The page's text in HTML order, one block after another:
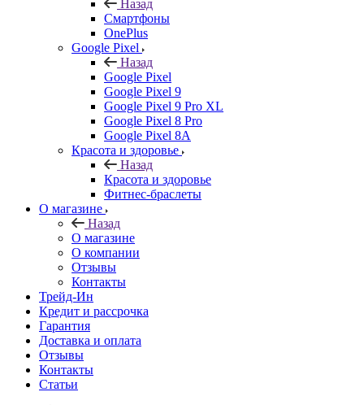
Назад
Смартфоны
OnePlus
Google Pixel
Назад
Google Pixel
Google Pixel 9
Google Pixel 9 Pro XL
Google Pixel 8 Pro
Google Pixel 8A
Красота и здоровье
Назад
Красота и здоровье
Фитнес-браслеты
О магазине
Назад
О магазине
О компании
Отзывы
Контакты
Трейд-Ин
Кредит и рассрочка
Гарантия
Доставка и оплата
Отзывы
Контакты
Статьи